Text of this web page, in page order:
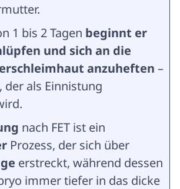
1 bis 2 Tagen beginnt er
und sich an die
anzuheften –
der als Einnistung
nach FET ist ein
Prozess, der sich über
erstreckt, während dessen
immer tiefer in das dicke